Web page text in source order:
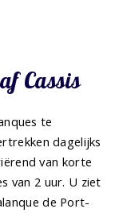
Cassis
te
dagelijks
van korte
van 2 uur. U ziet
de Port-